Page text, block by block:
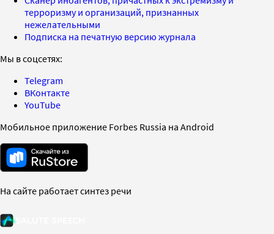
терроризму и организаций, признанных
нежелательными
Подписка на печатную версию журнала
Мы в соцсетях:
Telegram
ВКонтакте
YouTube
Мобильное приложение Forbes Russia на Android
На сайте работает синтез речи